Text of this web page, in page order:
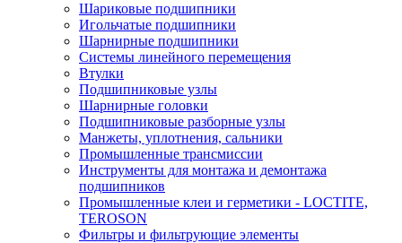
Шариковые подшипники
Игольчатые подшипники
Шарнирные подшипники
Системы линейного перемещения
Втулки
Подшипниковые узлы
Шарнирные головки
Подшипниковые разборные узлы
Манжеты, уплотнения, сальники
Промышленные трансмиссии
Инструменты для монтажа и демонтажа
подшипников
Промышленные клеи и герметики - LOCTITE,
TEROSON
Фильтры и фильтрующие элементы